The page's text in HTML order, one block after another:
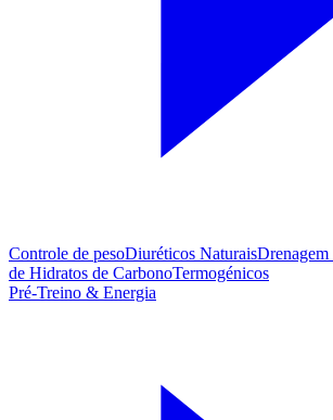
Controle de pesoDiuréticos Naturais
de Hidratos de CarbonoTermogénicos
Pré-Treino & Energia